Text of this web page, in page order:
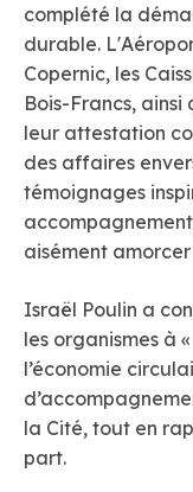
complété la
durable.
Copernic, les
Bois-Francs,
leur attestation
des affaires
témoignages
aisément
Israël Poulin a
les organismes à
l’économie
la Cité, tout en
part.